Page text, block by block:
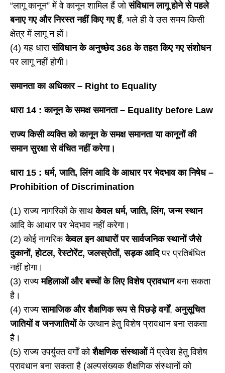
“लागू कानून” में वे कानून शामिल हैं जोसंविधान लागू होने से पहले
बनाए गए और निरस्त नहीं किए गए हैं, भले ही वे उस समय किसी
क्षेत्र में लागू न हों।
(4) यह धारासंविधान के अनुच्छेद 368 के तहत किए गए संशोधन
पर लागू नहीं होगी।
समानता का अधिकार – Right to Equality
धारा 14 : कानून के समक्ष समानता – Equality before Law
राज्य किसी व्यक्ति को कानून के समक्ष समानता या कानूनों की
समान सुरक्षा से वंचित नहीं करेगा।
धारा 15 : धर्म, जाति, लिंग आदि के आधार पर भेदभाव का निषेध –
Prohibition of Discrimination
(1) राज्य नागरिकों के साथकेवल धर्म, जाति, लिंग, जन्म स्थान
आदि के आधार पर भेदभाव नहीं करेगा।
(2) कोई नागरिककेवल इन आधारों पर सार्वजनिक स्थानों जैसे
दुकानों, होटल, रेस्टोरेंट, जलस्रोतों, सड़क आदिपर प्रतिबंधित
नहीं होगा।
(3) राज्यमहिलाओं और बच्चों के लिए विशेष प्रावधानबना सकता
है।
(4) राज्यसामाजिक और शैक्षणिक रूप से पिछड़े वर्गों, अनुसूचित
जातियों व जनजातियोंके उत्थान हेतु विशेष प्रावधान बना सकता
है।
(5) राज्य उपर्युक्त वर्गों कोशैक्षणिक संस्थाओंमें प्रवेश हेतु विशेष
प्रावधान बना सकता है (अल्पसंख्यक शैक्षणिक संस्थानों को